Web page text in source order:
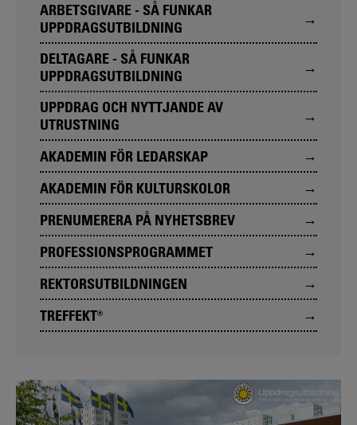
ARBETSGIVARE - SÅ FUNKAR
UPPDRAGSUTBILDNING
DELTAGARE - SÅ FUNKAR
UPPDRAGSUTBILDNING
UPPDRAG OCH NYTTJANDE AV
UTRUSTNING
AKADEMIN FÖR LEDARSKAP
AKADEMIN FÖR KULTURSKOLOR
PRENUMERERA PÅ NYHETSBREV
PROFESSIONSPROGRAMMET
REKTORSUTBILDNINGEN
TREFFEKT®